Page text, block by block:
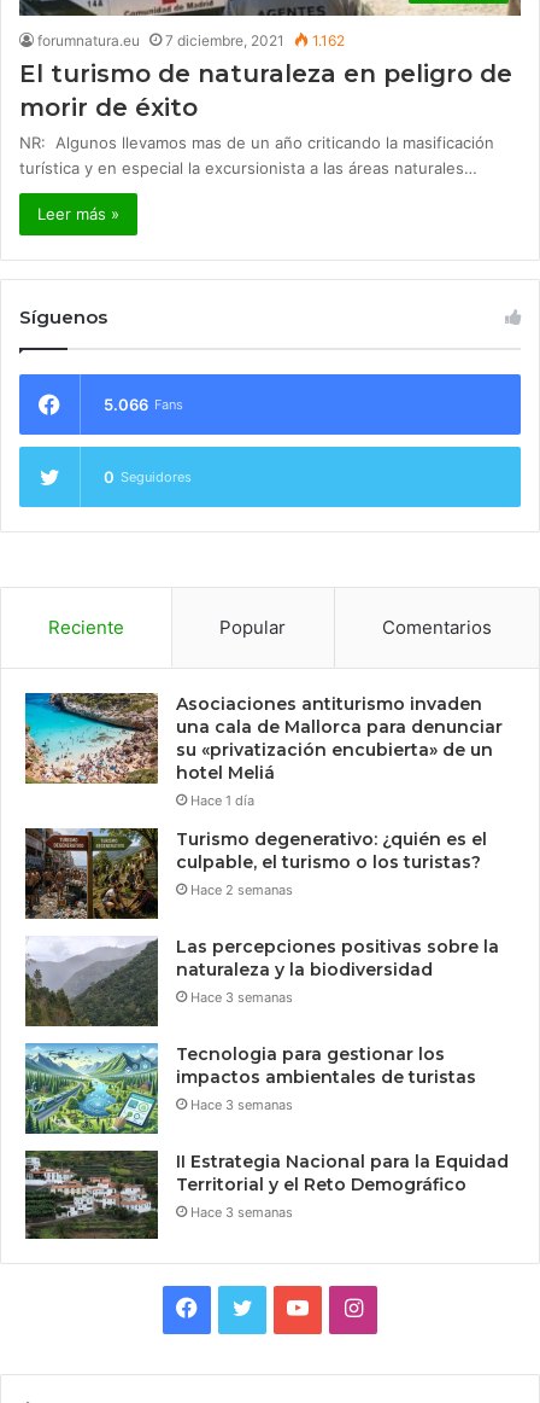
forumnatura.eu 7 diciembre, 2021 1.162
El turismo de naturaleza en peligro de
morir de éxito
NR: Algunos llevamos mas de un año criticando la masificación
turística y en especial la excursionista a las áreas naturales…
Leer más »
Síguenos
5.066 Fans
0 Seguidores
Reciente Popular Comentarios
Asociaciones antiturismo invaden
una cala de Mallorca para denunciar
su «privatización encubierta» de un
hotel Meliá
Hace 1 día
Turismo degenerativo: ¿quién es el
culpable, el turismo o los turistas?
Hace 2 semanas
Las percepciones positivas sobre la
naturaleza y la biodiversidad
Hace 3 semanas
Tecnologia para gestionar los
impactos ambientales de turistas
Hace 3 semanas
II Estrategia Nacional para la Equidad
Territorial y el Reto Demográfico
Hace 3 semanas
Facebook
TwitterYouTubeInstagram